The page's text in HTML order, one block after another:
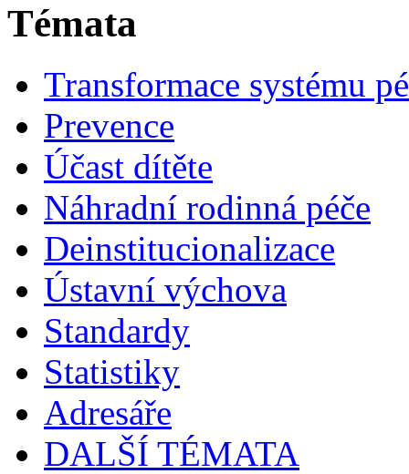
Témata
Transformace systému
Prevence
Účast dítěte
Náhradní rodinná péče
Deinstitucionalizace
Ústavní výchova
Standardy
Statistiky
Adresáře
DALŠÍ TÉMATA